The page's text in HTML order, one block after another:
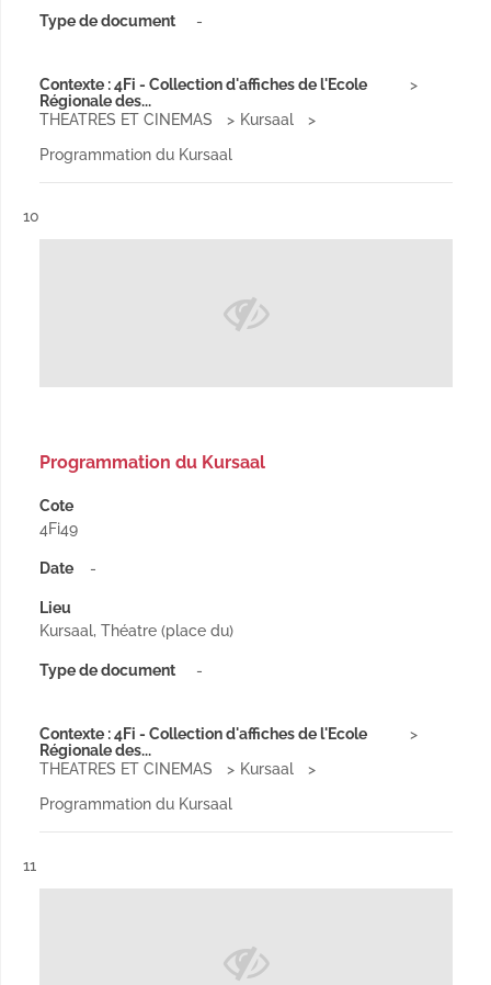
Type de document -
Contexte : 4Fi - Collection d'affiches de l'Ecole
Régionale des...
THEATRES ET CINEMAS
Kursaal
Programmation du Kursaal
Résultat n°
10
Programmation du Kursaal
Cote
4Fi49
Date -
Lieu
Kursaal, Théatre (place du)
Type de document -
Contexte : 4Fi - Collection d'affiches de l'Ecole
Régionale des...
THEATRES ET CINEMAS
Kursaal
Programmation du Kursaal
Résultat n°
11